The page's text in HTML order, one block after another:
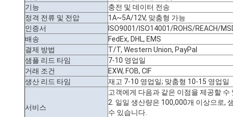
기능
충전 및 데이터 전송
정격 전류 및 전압
1A~5A/12V, 맞춤형 가능
인증서
ISO9001/ISO14001/ROHS/REACH/
배송
FedEx, DHL, EMS
결제 방법
T/T, Western Union, PayPal
샘플 리드 타임
7-10 영업일
거래 조건
EXW, FOB, CIF
생산 리드 타임
재고 7-10 영업일; 맞춤형 10-15 영업일
서비스
고객에게 다음과 같은 이점을 제공할 수
2. 일일 생산량은 100,000개 이상으로,
수 있습니다.